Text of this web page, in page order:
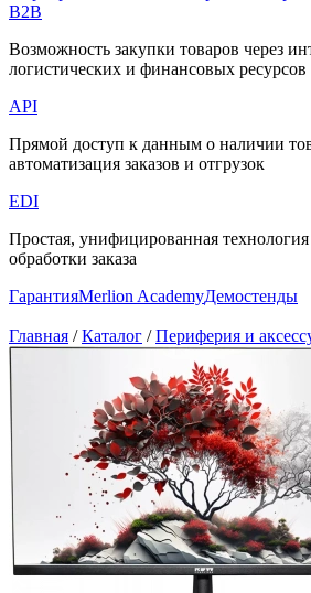
B2B
Возможность закупки товаров через
логистических и финансовых ресурсов
API
Прямой доступ к данным о наличии
автоматизация заказов и отгрузок
EDI
Простая, унифицированная
обработки заказа
ГарантияMerlion AcademyДемостенды
Главная /Каталог /Периферия и